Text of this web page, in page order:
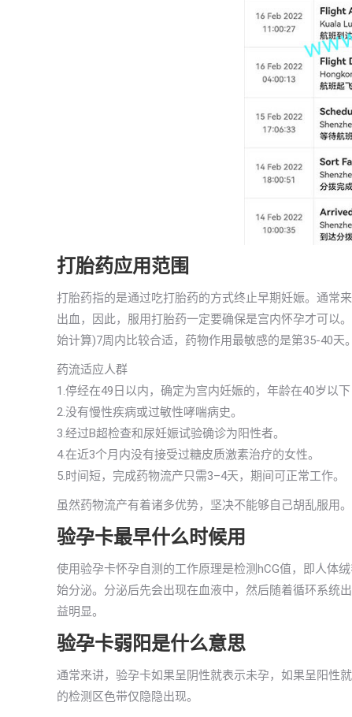
打胎药应用范围
打胎药指的是通过吃打胎药的方式终止早期妊娠。通常
出血，因此，服用打胎药一定要确保是宫内怀孕才可以
始计算)7周内比较合适，药物作用最敏感的是第35-40天。
药流适应人群
1.停经在49日以内，确定为宫内妊娠的，年龄在40岁以
2.没有慢性疾病或过敏性哮喘病史。
3.经过B超检查和尿妊娠试验确诊为阳性者。
4.在近3个月内没有接受过糖皮质激素治疗的女性。
5.时间短，完成药物流产只需3–4天，期间可正常工作。
虽然药物流产有着诸多优势，坚决不能够自己胡乱服用
验孕卡最早什么时候用
使用验孕卡怀孕自测的工作原理是检测hCG值，即人体
始分泌。分泌后先会出现在血液中，然后随着循环系统
益明显。
验孕卡弱阳是什么意思
通常来讲，验孕卡如果呈阴性就表示未孕，如果呈阳性
的检测区色带仅隐隐出现。